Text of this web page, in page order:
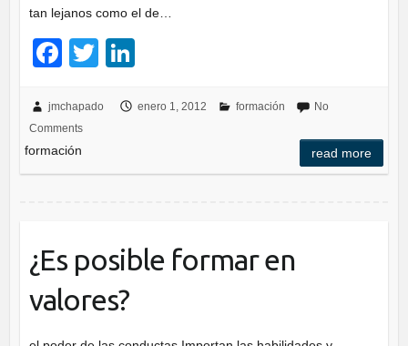
tan lejanos como el de…
F
c
e
b
k
T
tt
k
dI
jmchapado enero 1, 2012 formación
No
Comments
formación read more
¿Es posible formar en
valores?